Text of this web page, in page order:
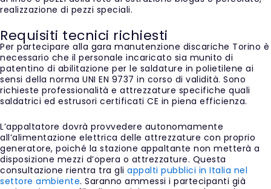
realizzazione di pezzi speciali.
Requisiti tecnici richiesti
Per partecipare alla gara manutenzione discariche Torino è
necessario che il personale incaricato sia munito di
patentino di abilitazione per le saldature in polietilene ai
sensi della norma UNI EN 9737 in corso di validità. Sono
richieste professionalità e attrezzature specifiche quali
saldatrici ed estrusori certificati CE in piena efficienza.
L’appaltatore dovrà provvedere autonomamente
all’alimentazione elettrica delle attrezzature con proprio
generatore, poiché la stazione appaltante non metterà a
disposizione mezzi d’opera o attrezzature. Questa
consultazione rientra tra gli appalti pubblici in Italia nel
settore ambiente. Saranno ammessi i partecipanti già